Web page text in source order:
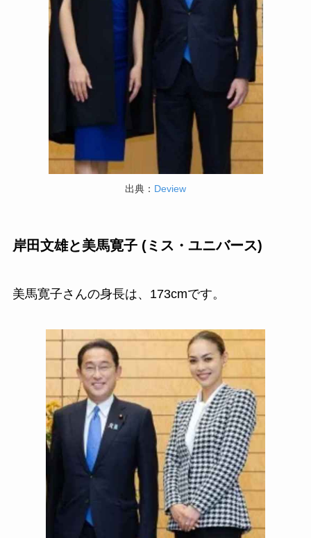
出典： Deview
岸田文雄と美馬寛子 (ミス・ユニバース)
美馬寛子さんの身長は、173cmです。